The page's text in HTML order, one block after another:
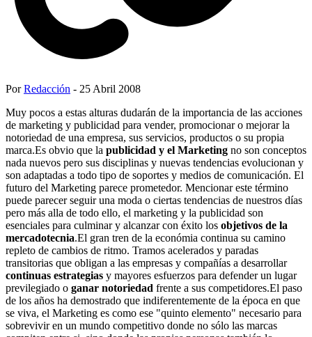
PorRedacción - 25 Abril 2008
Muy pocos a estas alturas dudarán de la importancia de las acciones
de marketing y publicidad para vender, promocionar o mejorar la
notoriedad de una empresa, sus servicios, productos o su propia
marca.Es obvio que la publicidad y el Marketing no son conceptos
nada nuevos pero sus disciplinas y nuevas tendencias evolucionan y
son adaptadas a todo tipo de soportes y medios de comunicación. El
futuro del Marketing parece prometedor. Mencionar este término
puede parecer seguir una moda o ciertas tendencias de nuestros días
pero más alla de todo ello, el marketing y la publicidad son
esenciales para culminar y alcanzar con éxito los objetivos de la
mercadotecnia.El gran tren de la económia continua su camino
repleto de cambios de ritmo. Tramos acelerados y paradas
transitorias que obligan a las empresas y compañías a desarrollar
continuas estrategias y mayores esfuerzos para defender un lugar
previlegiado o ganar notoriedad frente a sus competidores.El paso
de los años ha demostrado que indiferentemente de la época en que
se viva, el Marketing es como ese "quinto elemento" necesario para
sobrevivir en un mundo competitivo donde no sólo las marcas